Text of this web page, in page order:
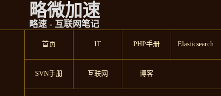
略微加速
略速 - 互联网笔记
首页 IT PHP手册 Elasticsearch
SVN手册 互联网 博客